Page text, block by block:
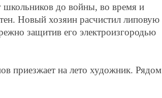
школьников до войны, во время и
Новый хозяин расчистил липовую
защитив его электроизгородью
приезжает на лето художник. Рядом